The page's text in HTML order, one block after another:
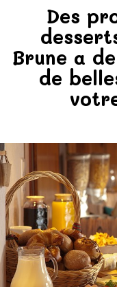
Des
Brune a
de